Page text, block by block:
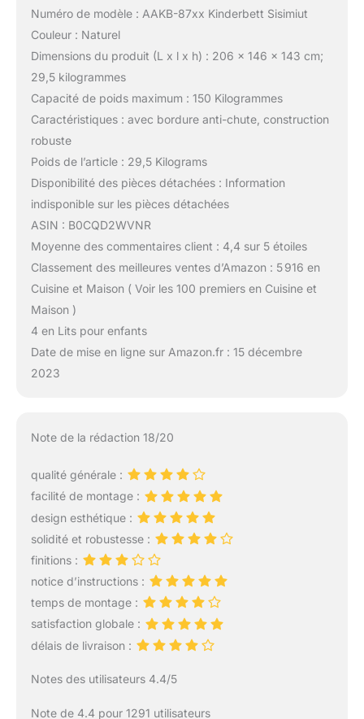
Numéro de modèle : AAKB-87xx Kinderbett Sisimiut
Couleur : Naturel
Dimensions du produit (L x l x h) : 206 x 146 x 143 cm;
29,5 kilogrammes
Capacité de poids maximum : 150 Kilogrammes
Caractéristiques : avec bordure anti-chute, construction
robuste
Poids de l’article : 29,5 Kilograms
Disponibilité des pièces détachées : Information
indisponible sur les pièces détachées
ASIN : B0CQD2WVNR
Moyenne des commentaires client : 4,4 sur 5 étoiles
Classement des meilleures ventes d’Amazon : 5 916 en
Cuisine et Maison ( Voir les 100 premiers en Cuisine et
Maison )
4 en Lits pour enfants
Date de mise en ligne sur Amazon.fr : 15 décembre
2023
Note de la rédaction 18/20
qualité générale :
facilité de montage :
design esthétique :
solidité et robustesse :
finitions :
notice d’instructions :
temps de montage :
satisfaction globale :
délais de livraison :
Notes des utilisateurs 4.4/5
Note de 4.4 pour 1291 utilisateurs